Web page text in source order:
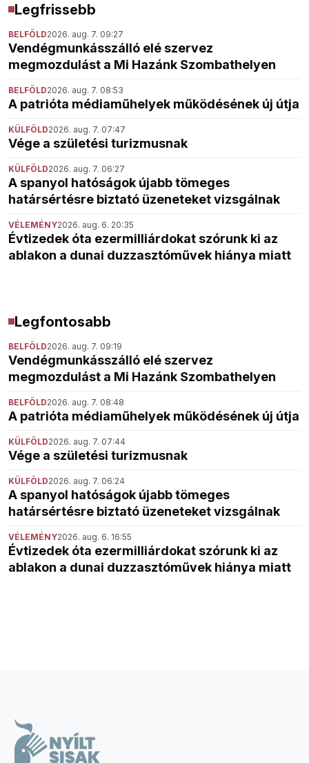
Legfrissebb
BELFÖLD2026. aug. 7. 09:27
Vendégmunkásszálló elé szervez
megmozdulást a Mi Hazánk Szombathelyen
BELFÖLD2026. aug. 7. 08:53
A patrióta médiaműhelyek működésének új útja
KÜLFÖLD2026. aug. 7. 07:47
Vége a születési turizmusnak
KÜLFÖLD2026. aug. 7. 06:27
A spanyol hatóságok újabb tömeges
határsértésre biztató üzeneteket vizsgálnak
VÉLEMÉNY2026. aug. 6. 20:35
Évtizedek óta ezermilliárdokat szórunk ki az
ablakon a dunai duzzasztóművek hiánya miatt
Legfontosabb
BELFÖLD2026. aug. 7. 09:19
Vendégmunkásszálló elé szervez
megmozdulást a Mi Hazánk Szombathelyen
BELFÖLD2026. aug. 7. 08:48
A patrióta médiaműhelyek működésének új útja
KÜLFÖLD2026. aug. 7. 07:44
Vége a születési turizmusnak
KÜLFÖLD2026. aug. 7. 06:24
A spanyol hatóságok újabb tömeges
határsértésre biztató üzeneteket vizsgálnak
VÉLEMÉNY2026. aug. 6. 16:55
Évtizedek óta ezermilliárdokat szórunk ki az
ablakon a dunai duzzasztóművek hiánya miatt